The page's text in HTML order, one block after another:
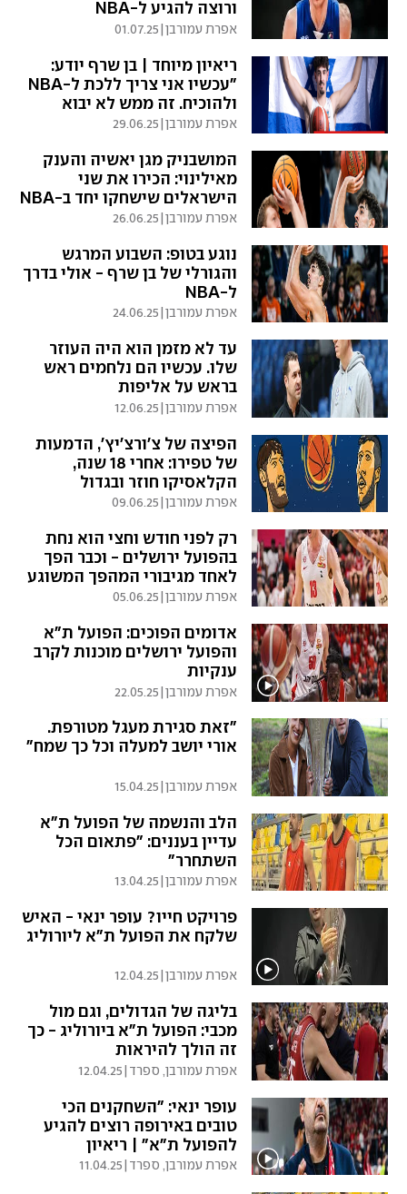
ורוצה להגיע ל-NBA
אפרת עמורבן|
01.07.25
ריאיון מיוחד | בן שרף יודע:
"עכשיו אני צריך ללכת ל-NBA
ולהוכיח. זה ממש לא יבוא
בקלות"
אפרת עמורבן|
29.06.25
המושבניק מגן יאשיה והענק
מאילינוי: הכירו את שני
הישראלים שישחקו יחד ב-NBA
אפרת עמורבן|
26.06.25
נוגע בטופ: השבוע המרגש
והגורלי של בן שרף - אולי בדרך
ל-NBA
אפרת עמורבן|
24.06.25
עד לא מזמן הוא היה העוזר
שלו. עכשיו הם נלחמים ראש
בראש על אליפות
אפרת עמורבן|
12.06.25
הפיצה של צ'ורצ'יץ', הדמעות
של טפירו: אחרי 18 שנה,
הקלאסיקו חוזר ובגדול
אפרת עמורבן|
09.06.25
רק לפני חודש וחצי הוא נחת
בהפועל ירושלים - וכבר הפך
לאחד מגיבורי המהפך המשוגע
שלה
אפרת עמורבן|
05.06.25
אדומים הפוכים: הפועל ת"א
והפועל ירושלים מוכנות לקרב
ענקיות
אפרת עמורבן|
22.05.25
"זאת סגירת מעגל מטורפת.
אורי יושב למעלה וכל כך שמח"
אפרת עמורבן|
15.04.25
הלב והנשמה של הפועל ת"א
עדיין בעננים: "פתאום הכל
השתחרר"
אפרת עמורבן|
13.04.25
פרויקט חייו? עופר ינאי - האיש
שלקח את הפועל ת"א ליורוליג
אפרת עמורבן|
12.04.25
בליגה של הגדולים, וגם מול
מכבי: הפועל ת"א ביורוליג - כך
זה הולך להיראות
אפרת עמורבן, ספרד 12.04.25
עופר ינאי: "השחקנים הכי
טובים באירופה רוצים להגיע
להפועל ת"א" | ריאיון
אפרת עמורבן, ספרד 11.04.25